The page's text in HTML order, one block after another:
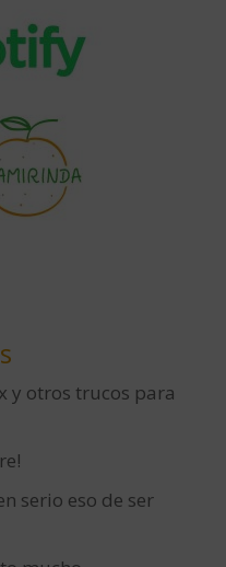
y otros trucos para
serio eso de ser